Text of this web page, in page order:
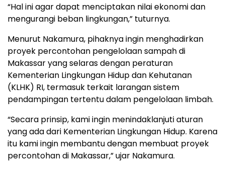
“Hal ini agar dapat menciptakan nilai ekonomi dan
mengurangi beban lingkungan,” tuturnya.
Menurut Nakamura, pihaknya ingin menghadirkan
proyek percontohan pengelolaan sampah di
Makassar yang selaras dengan peraturan
Kementerian Lingkungan Hidup dan Kehutanan
(KLHK) RI, termasuk terkait larangan sistem
pendampingan tertentu dalam pengelolaan limbah.
“Secara prinsip, kami ingin menindaklanjuti aturan
yang ada dari Kementerian Lingkungan Hidup. Karena
itu kami ingin membantu dengan membuat proyek
percontohan di Makassar,” ujar Nakamura.